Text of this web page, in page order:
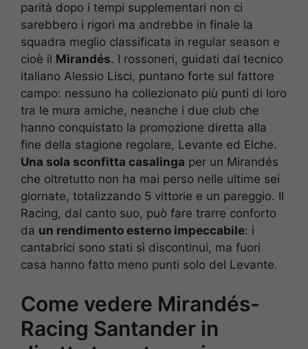
parità dopo i tempi supplementari non ci
sarebbero i rigori ma andrebbe in finale la
squadra meglio classificata in regular season e
cioè il Mirandés. I rossoneri, guidati dal tecnico
italiano Alessio Lisci, puntano forte sul fattore
campo: nessuno ha collezionato più punti di loro
tra le mura amiche, neanche i due club che
hanno conquistato la promozione diretta alla
fine della stagione regolare, Levante ed Elche.
Una sola sconfitta casalinga per un Mirandés
che oltretutto non ha mai perso nelle ultime sei
giornate, totalizzando 5 vittorie e un pareggio. Il
Racing, dal canto suo, può fare trarre conforto
da un rendimento esterno impeccabile: i
cantabrici sono stati sì discontinui, ma fuori
casa hanno fatto meno punti solo del Levante.
Come vedere Mirandés-
Racing Santander in